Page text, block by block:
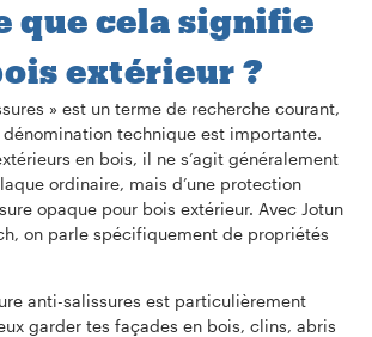
que cela signifie
extérieur ?
» est un terme de recherche courant,
dénomination technique est importante.
en bois, il ne s’agit généralement
ordinaire, mais d’une protection
opaque pour bois extérieur. Avec Jotun
on parle spécifiquement de propriétés
anti-salissures est particulièrement
garder tes façades en bois, clins, abris